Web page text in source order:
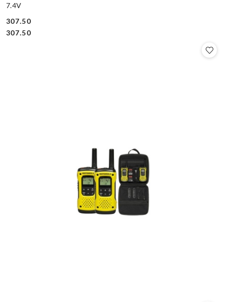
7.4V
Cena:
307.50
Cena:
307.50